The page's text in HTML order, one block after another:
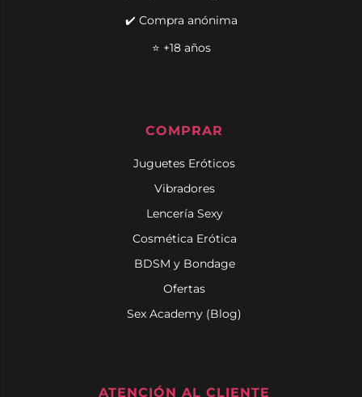
✔️ Compra anónima
⭐ +18 años
COMPRAR
Juguetes Eróticos
Vibradores
Lencería Sexy
Cosmética Erótica
BDSM y Bondage
Ofertas
Sex Academy (Blog)
ATENCIÓN AL CLIENTE